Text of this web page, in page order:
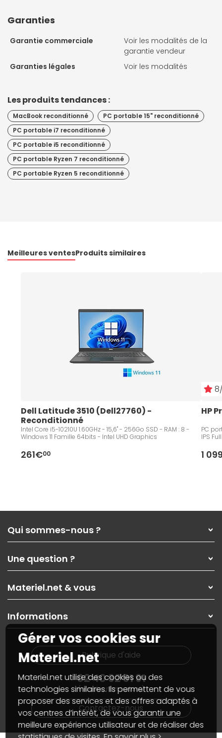
Garanties
Garantie commerciale
Voir les modalités de la
garantie vendeur
Garanties légales
Voir les modalités
Les produits tendances :
MacBook reconditionné
PC portable 15" reconditionné
PC portable i7 reconditionné
PC portable i5 reconditionné
PC portable Ryzen 7 reconditionné
PC portable Ryzen 5 reconditionné
Meilleures ventesProduits similaires
Dell Latitude 3510 (Dell27760) -
Reconditionné
Intel Core i5-10210U 1.60GHz - 15,6" - 256Go SSD - RAM : 8 -
Windows 11 Famille 64bits - Intel UHD Graphics
261€00
HP
PC
IPS
1
Qui sommes-nous ?
Nos services
Les magasins Materiel.net
Nos solutions pour les pros
Contactez-nous
Une question ?
Paiement, livraison
Garanties,Pack Zen
SAV, demander un retour
Informations
Guides d'achats et tutoriels
Materiel.net & vous
On rachète votre carte graphique
PC sur mesure : Votre RDV personnalisé
Notre démarche écologique
Materiel.net recrute
Notre programme d'affiliation
Partenariat & Sponsoring
Informations
Plan du site
Nos marques
Conditions générales de vente
Informations légales
Données personnellesetcookies
Gérer vos cookies
Accessibilité : non conforme
Rubrique d'aide
02 40 92 91 91
(numéro non surtaxé)
Contactez-nous
Gérer vos cookies sur
Materiel.net
Materiel.net utilise des cookies ou des
technologies similaires. Ils permettent de vous
proposer des services et des offres adaptés à
vos centres d’intérêt, de vous garantir une
meilleure expérience utilisateur et de réaliser des